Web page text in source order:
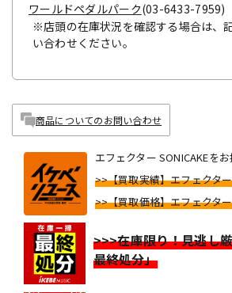
ワールドペダルパーク(03-6433-7959)
※店頭の在庫状況を確認する場合は、
い合わせください。
商品についてのお問い合わせ
エフェクター SONICAKEを
>>【買取実績】エフェクタ
>>【買取価格】エフェクタ
>>>在庫限り！見逃し
最終処分」